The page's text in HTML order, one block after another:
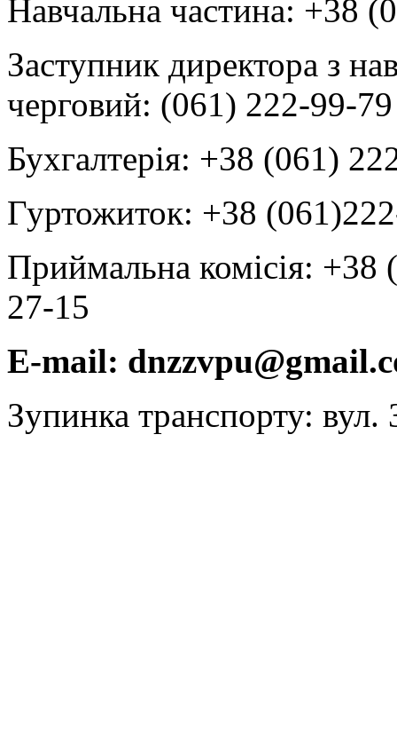
Навчальна частина: +38
Заступник директора з
черговий: (061) 222-99-79
Бухгалтерія: +38 (061)
Гуртожиток: +38
Приймальна комісія:
27-15
E-mail:
Зупинка транспорту: